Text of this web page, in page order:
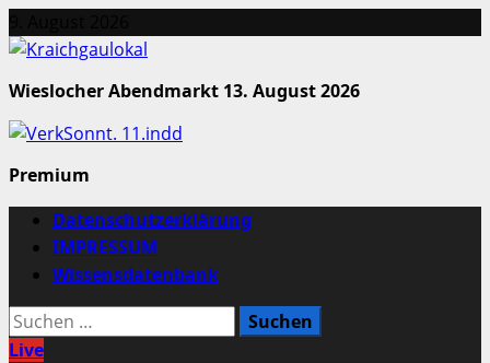
Inhalt
Wieslocher Abendmarkt 13. August 2026
Premium
Primäres
Menü
Datenschutzerklärung
IMPRESSUM
Wissensdatenbank
Suchen
nach:
Live